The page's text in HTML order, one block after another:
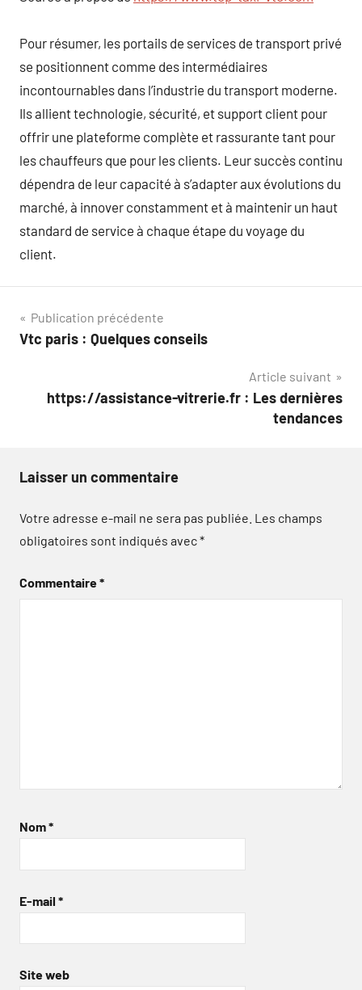
Pour résumer, les portails de services de transport privé
se positionnent comme des intermédiaires
incontournables dans l’industrie du transport moderne.
Ils allient technologie, sécurité, et support client pour
offrir une plateforme complète et rassurante tant pour
les chauffeurs que pour les clients. Leur succès continu
dépendra de leur capacité à s’adapter aux évolutions du
marché, à innover constamment et à maintenir un haut
standard de service à chaque étape du voyage du
client.
Navigation
de
Publication précédente
Vtc paris : Quelques conseils
Article suivant
https://assistance-vitrerie.fr : Les dernières
tendances
Laisser un commentaire
Votre adresse e-mail ne sera pas publiée. Les champs
obligatoires sont indiqués avec*
Commentaire*
Nom*
E-mail *
Site web